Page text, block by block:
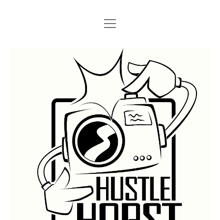
STARTSEITE
BERLIN GRAFFITI
Menü
öffnen
BERLIN BOMBINGS
BERLIN SUBWAY
BERLIN S-BAHN
TRAINS
LEGAL WALLS
HOTTER FRAGT…
ROSTOCK
REGIO
GÜTER
ATHENS GRAFFITI Menü
öffnen
ATHENS TRAINS
Menü
öffnen
Hustlehorst